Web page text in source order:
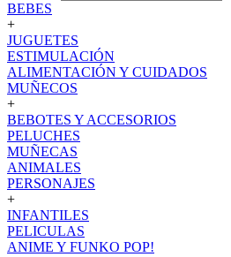
BEBES
+
JUGUETES
ESTIMULACIÓN
ALIMENTACIÓN Y CUIDADOS
MUÑECOS
+
BEBOTES Y ACCESORIOS
PELUCHES
MUÑECAS
ANIMALES
PERSONAJES
+
INFANTILES
PELICULAS
ANIME Y FUNKO POP!